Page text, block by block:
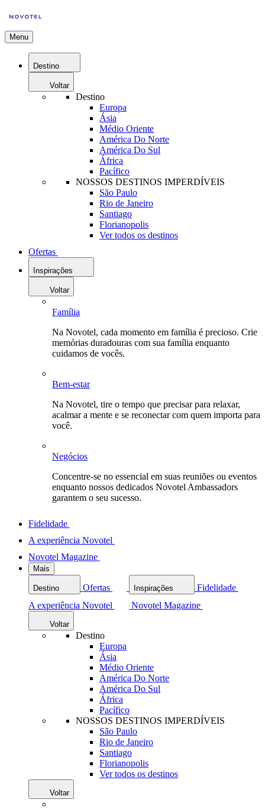
Menu
Destino
Voltar
Destino
Europa
Ásia
Médio Oriente
América Do Norte
América Do Sul
África
Pacífico
NOSSOS DESTINOS IMPERDÍVEIS
São Paulo
Rio de Janeiro
Santiago
Florianopolis
Ver todos os destinos
Ofertas
Inspirações
Voltar
Família
Na Novotel, cada momento em família é precioso. Crie
memórias duradouras com sua família enquanto
cuidamos de vocês.
Bem-estar
Na Novotel, tire o tempo que precisar para relaxar,
acalmar a mente e se reconectar com quem importa para
você.
Negócios
Concentre-se no essencial em suas reuniões ou eventos
enquanto nossos dedicados Novotel Ambassadors
garantem o seu sucesso.
Fidelidade
A experiência Novotel
Novotel Magazine
Mais
Destino Ofertas Inspirações
Fidelidade
A experiência Novotel
Novotel Magazine
Voltar
Destino
Europa
Ásia
Médio Oriente
América Do Norte
América Do Sul
África
Pacífico
NOSSOS DESTINOS IMPERDÍVEIS
São Paulo
Rio de Janeiro
Santiago
Florianopolis
Ver todos os destinos
Voltar